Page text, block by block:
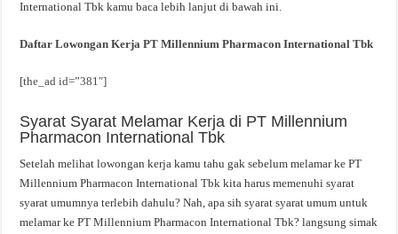
International Tbk kamu baca lebih lanjut di bawah ini.
Daftar Lowongan Kerja PT Millennium Pharmacon International Tbk
[the_ad id=”381″]
Syarat Syarat Melamar Kerja di PT Millennium
Pharmacon International Tbk
Setelah melihat lowongan kerja kamu tahu gak sebelum melamar ke PT
Millennium Pharmacon International Tbk kita harus memenuhi syarat
syarat umumnya terlebih dahulu? Nah, apa sih syarat syarat umum untuk
melamar ke PT Millennium Pharmacon International Tbk? langsung simak